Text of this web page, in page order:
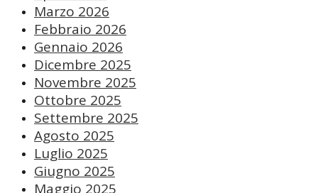
Marzo 2026
Febbraio 2026
Gennaio 2026
Dicembre 2025
Novembre 2025
Ottobre 2025
Settembre 2025
Agosto 2025
Luglio 2025
Giugno 2025
Maggio 2025